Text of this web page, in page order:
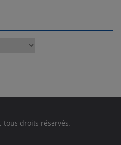
, tous droits réservés.